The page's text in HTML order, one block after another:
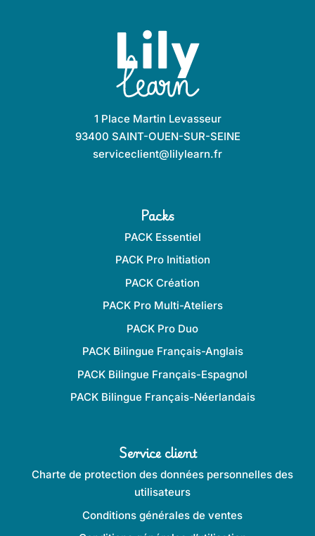
1 Place Martin Levasseur
93400 SAINT-OUEN-SUR-SEINE
serviceclient@lilylearn.fr
Packs
PACK Essentiel
PACK Pro Initiation
PACK Création
PACK Pro Multi-Ateliers
PACK Pro Duo
PACK Bilingue Français-Anglais
PACK Bilingue Français-Espagnol
PACK Bilingue Français-Néerlandais
Service client
Charte de protection des données personnelles des
utilisateurs
Conditions générales de ventes